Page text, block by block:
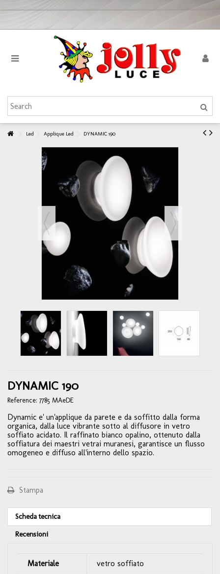
Led Applique Led DYNAMIC 190
DYNAMIC 190
Reference: 7785 MAeDE
Dynamic e' un'applique da parete e da soffitto dalla forma
organica, dalla luce vibrante sotto al diffusore in vetro
soffiato acidato. Il raffinato bianco opalino, ottenuto dalla
soffiatura dei maestri vetrai muranesi, garantisce un flusso
omogeneo e diffuso all'interno dello spazio.
Stampa
Scheda tecnica
Recensioni
Materiale vetro soffiato